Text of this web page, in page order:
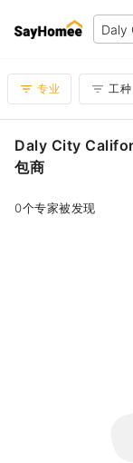
专业 工种
Daly City
包商
0个专家被发现